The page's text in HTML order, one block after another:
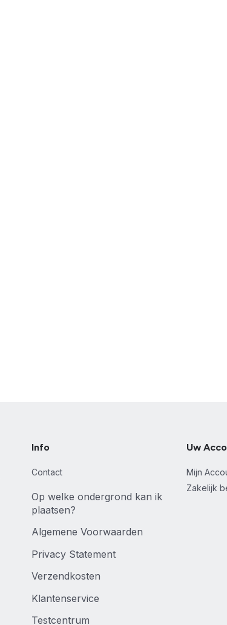
Info
Contact
Op welke ondergrond kan ik
plaatsen?
Algemene Voorwaarden
Privacy Statement
Verzendkosten
Klantenservice
Testcentrum
Uw
Mijn
Zakelijk